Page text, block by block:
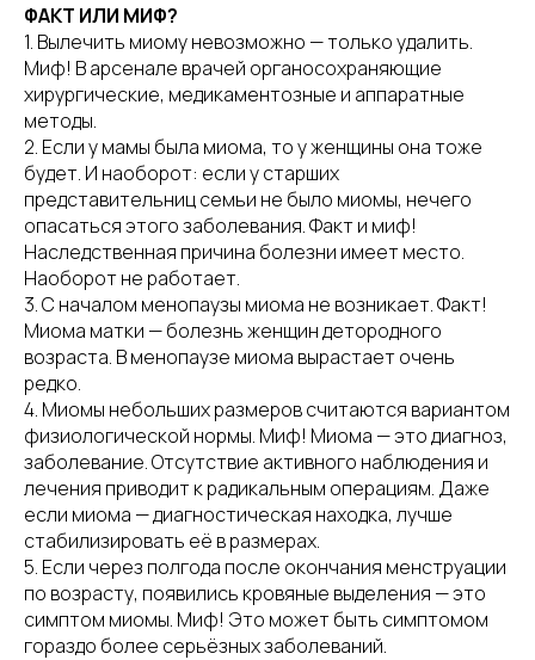
ФАКТ ИЛИ МИФ?
1. Вылечить миому невозможно — только удалить.
Миф! В арсенале врачей органосохраняющие
хирургические, медикаментозные и аппаратные
методы.
2. Если у мамы была миома, то у женщины она тоже
будет. И наоборот: если у старших
представительниц семьи не было миомы, нечего
опасаться этого заболевания. Факт и миф!
Наследственная причина болезни имеет место.
Наоборот не работает.
3. С началом менопаузы миома не возникает. Факт!
Миома матки — болезнь женщин детородного
возраста. В менопаузе миома вырастает очень
редко.
4. Миомы небольших размеров считаются вариантом
физиологической нормы. Миф! Миома — это диагноз,
заболевание. Отсутствие активного наблюдения и
лечения приводит к радикальным операциям. Даже
если миома — диагностическая находка, лучше
стабилизировать её в размерах.
5. Если через полгода после окончания менструации
по возрасту, появились кровяные выделения — это
симптом миомы. Миф! Это может быть симптомом
гораздо более серьёзных заболеваний.